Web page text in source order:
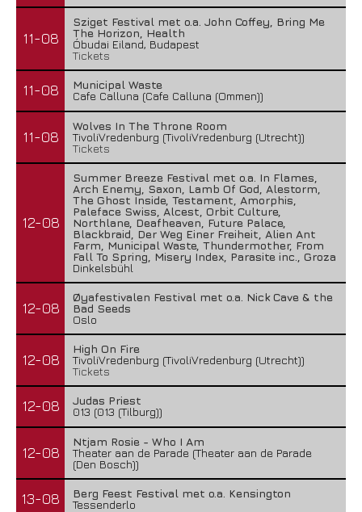
11-08
Sziget Festival met o.a. John Coffey, Bring Me
The Horizon, Health
Óbudai Eiland, Budapest
Tickets
11-08
Municipal Waste
Cafe Calluna (Cafe Calluna (Ommen))
11-08
Wolves In The Throne Room
TivoliVredenburg (TivoliVredenburg (Utrecht))
Tickets
12-08
Summer Breeze Festival met o.a. In Flames,
Arch Enemy, Saxon, Lamb Of God, Alestorm,
The Ghost Inside, Testament, Amorphis,
Paleface Swiss, Alcest, Orbit Culture,
Northlane, Deafheaven, Future Palace,
Blackbraid, Der Weg Einer Freiheit, Alien Ant
Farm, Municipal Waste, Thundermother, From
Fall To Spring, Misery Index, Parasite inc., Groza
Dinkelsbühl
12-08
Øyafestivalen Festival met o.a. Nick Cave & the
Bad Seeds
Oslo
12-08
High On Fire
TivoliVredenburg (TivoliVredenburg (Utrecht))
Tickets
12-08
Judas Priest
013 (013 (Tilburg))
12-08
Ntjam Rosie - Who I Am
Theater aan de Parade (Theater aan de Parade
(Den Bosch))
13-08
Berg Feest Festival met o.a. Kensington
Tessenderlo